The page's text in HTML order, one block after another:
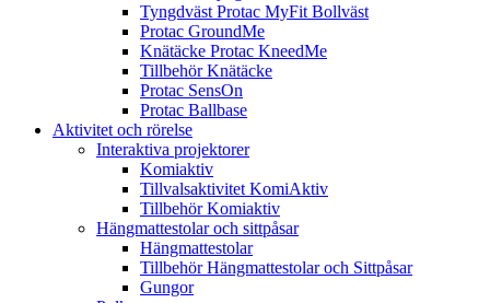
Tyngdväst Protac MyFit Bollväst
Protac GroundMe
Knätäcke Protac KneedMe
Tillbehör Knätäcke
Protac SensOn
Protac Ballbase
Aktivitet och rörelse
Interaktiva projektorer
Komiaktiv
Tillvalsaktivitet KomiAktiv
Tillbehör Komiaktiv
Hängmattestolar och sittpåsar
Hängmattestolar
Tillbehör Hängmattestolar och Sittpåsar
Gungor